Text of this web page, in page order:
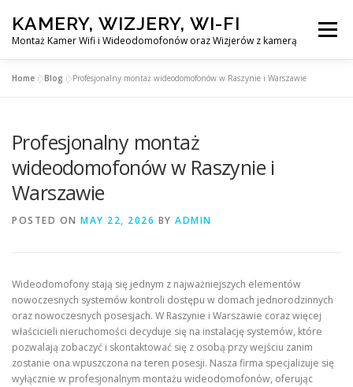
content
KAMERY, WIZJERY, WI-FI
Montaż Kamer Wifi i Wideodomofonów oraz Wizjerów z kamerą
Menu
MONTAŻ WIDEDOMOFONÓW
Home »Blog »Profesjonalny montaż wideodomofonów w Raszynie i Warszawie
Profesjonalny montaż
wideodomofonów w Raszynie i
Warszawie
POSTED ON MAY 22, 2026 BY ADMIN
Wideodomofony stają się jednym z najważniejszych elementów
nowoczesnych systemów kontroli dostępu w domach jednorodzinnych
oraz nowoczesnych posesjach. W Raszynie i Warszawie coraz więcej
właścicieli nieruchomości decyduje się na instalację systemów, które
pozwalają zobaczyć i skontaktować się z osobą przy wejściu zanim
zostanie ona wpuszczona na teren posesji. Nasza firma specjalizuje się
wyłącznie w profesjonalnym montażu wideodomofonów, oferując